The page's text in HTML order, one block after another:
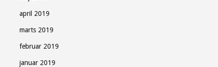
april 2019
marts 2019
februar 2019
januar 2019